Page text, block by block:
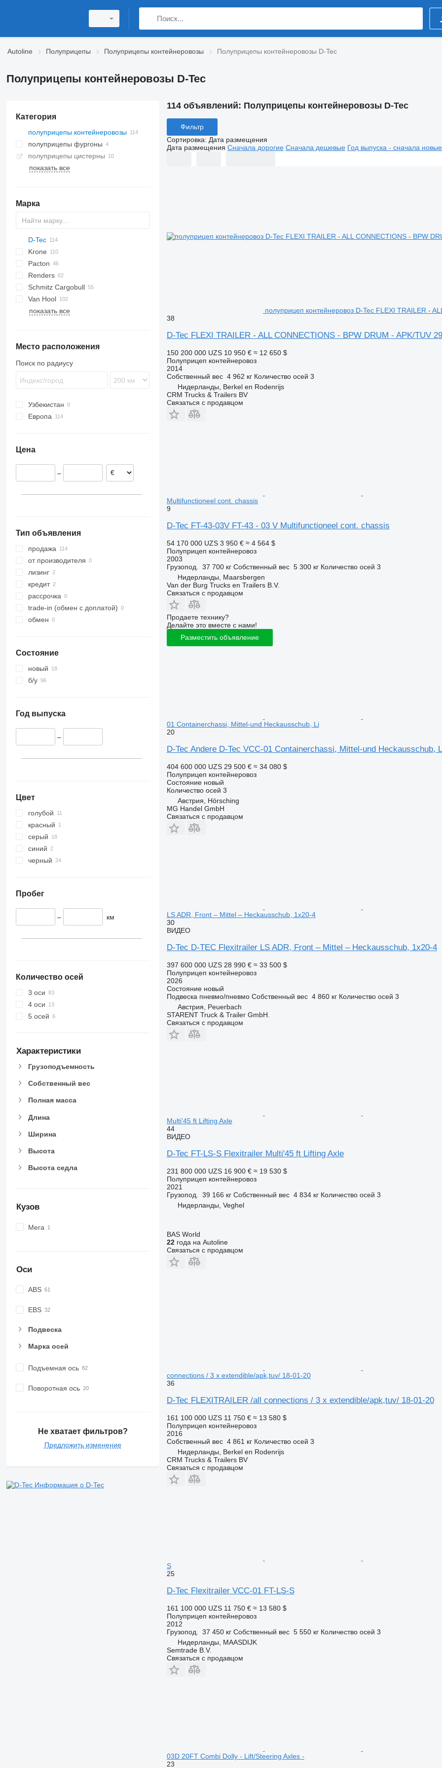
Autoline Полуприцепы Полуприцепы контейнеровозы Полуприцепы контейнеровозы D-Tec
Полуприцепы контейнеровозы D-Tec
Категория
полуприцепы контейнеровозы
полуприцепы фургоны
полуприцепы цистерны
показать все
Марка
2 series
3 series
4 series
5 series
ADR
BPO
CCS
D-Tec
CT
CT-43-04D
CT-53
CT-411-S
CT-521
FT
FT-43
FT-LS
EF
Sliding
Stack
ADR
OPL
OPP
SDS
T-series
SB
Krone
SD
SDC
SC
XS
S 24
SW
0-2
0-3
O-3
G-series
SL
S-series
Pacton
ET3
T-series
TXC
Renders
Euro
ROC
Kaiser
Schmitz Cargobull
S-series
SCB
SGF
SPA
CS
SP
Van Hool
A-series
LPRS
NS
38
показать все
Место расположения
Поиск по радиусу
Узбекистан
Европа
Германия
Австрия
Цена
–
Тип объявления
продажа
от производителя
лизинг
кредит
рассрочка
trade-in (обмен с доплатой)
обмен
Состояние
новый
б/у
Год выпуска
–
Цвет
голубой
красный
серый
синий
черный
Пробег
– км
Количество осей
3 оси
4 оси
5 осей
Характеристики
Грузоподъемность
Собственный вес
Полная масса
Длина
Ширина
Высота
Высота седла
Кузов
Мега
Оси
ABS
EBS
Подвеска
Марка осей
Подъемная ось
Поворотная ось
Не хватает фильтров?
Предложить изменение
Информация о D-Tec
114 объявлений: Полуприцепы контейнеровозы D-Tec
Фильтр
Сортировка: Дата размещения
Дата размещения Сначала дорогие Сначала дешевые Год выпуска - сначала новые
полуприцеп контейнеровоз D-Tec FLEXI TRAILER -
38
D-Tec FLEXI TRAILER - ALL CONNECTIONS - BPW DRUM - APK/TUV
150 200 000 UZS 10 950 € ≈ 12 650 $
Полуприцеп контейнеровоз
2014
Собственный вес 4 962 кг Количество осей 3
Нидерланды, Berkel en Rodenrijs
CRM Trucks & Trailers BV
Связаться с продавцом
Multifunctioneel cont. chassis
9
D-Tec FT-43-03V FT-43 - 03 V Multifunctioneel cont. chassis
54 170 000 UZS 3 950 € ≈ 4 564 $
Полуприцеп контейнеровоз
2003
Грузопод.
37 700 кг Собственный вес 5 300 кг Количество осей 3
Нидерланды, Maarsbergen
Van der Burg Trucks en Trailers B.V.
Связаться с продавцом
Продаете технику?
Делайте это вместе с нами!
Разместить объявление
01 Containerchassi, Mittel-und Heckausschub, Li
20
D-Tec Andere D-Tec VCC-01 Containerchassi, Mittel-und Heckausschub,
404 600 000 UZS 29 500 € ≈ 34 080 $
Полуприцеп контейнеровоз
Состояниеновый
Количество осей 3
Австрия, Hörsching
MG Handel GmbH
Связаться с продавцом
LS ADR, Front – Mittel – Heckausschub, 1x20-4
30
ВИДЕО
D-Tec D-TEC Flexitrailer LS ADR, Front – Mittel – Heckausschub, 1x20-4
397 600 000 UZS 28 990 € ≈ 33 500 $
Полуприцеп контейнеровоз
2026
Состояниеновый
Подвеска пневмо/пневмо Собственный вес 4 860 кг Количество осей 3
Австрия, Peuerbach
STARENT Truck & Trailer GmbH.
Связаться с продавцом
Multi'45 ft Lifting Axle
44
ВИДЕО
D-Tec FT-LS-S Flexitrailer Multi'45 ft Lifting Axle
231 800 000 UZS 16 900 € ≈ 19 530 $
Полуприцеп контейнеровоз
2021
Грузопод.
39 166 кг Собственный вес 4 834 кг Количество осей 3
Нидерланды, Veghel
BAS World
22года на Autoline
Связаться с продавцом
connections / 3 x extendible/apk,tuv/ 18-01-20
36
D-Tec FLEXITRAILER /all connections / 3 x extendible/apk,tuv/ 18-01-20
161 100 000 UZS 11 750 € ≈ 13 580 $
Полуприцеп контейнеровоз
2016
Собственный вес 4 861 кг Количество осей 3
Нидерланды, Berkel en Rodenrijs
CRM Trucks & Trailers BV
Связаться с продавцом
S
25
D-Tec Flexitrailer VCC-01 FT-LS-S
161 100 000 UZS 11 750 € ≈ 13 580 $
Полуприцеп контейнеровоз
2012
Грузопод.
37 450 кг Собственный вес 5 550 кг Количество осей 3
Нидерланды, MAASDIJK
Semtrade B.V.
Связаться с продавцом
03D 20FT Combi Dolly - Lift/Steering Axles -
23